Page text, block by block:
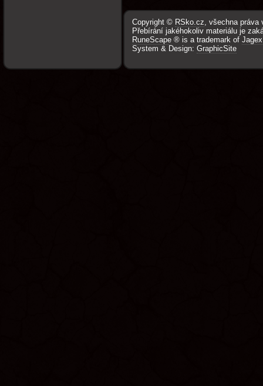
Copyright © RSko.cz, všechna práva
Přebírání jakéhokoliv materiálu je
RuneScape® is a trademark of Jagex
System & Design: GraphicSite